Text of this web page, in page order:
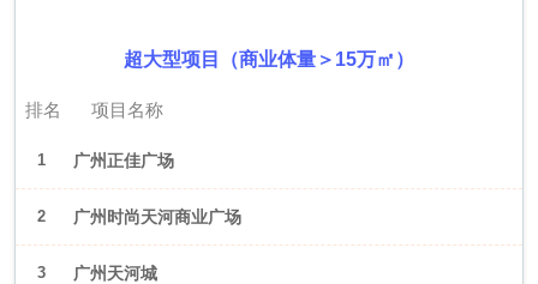
超大型项目（商业体量＞15万㎡）
排名 项目名称
1 广州正佳广场
2 广州时尚天河商业广场
3 广州天河城